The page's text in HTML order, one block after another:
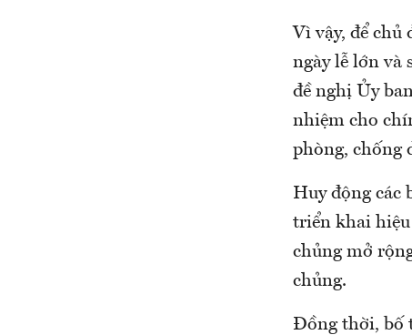
Vì vậy, để chủ
ngày lễ lớn và
đề nghị Ủy
nhiệm cho
phòng, chống
Huy động các
triển khai hiệu
chủng mở
chủng.
Đồng thời, bố